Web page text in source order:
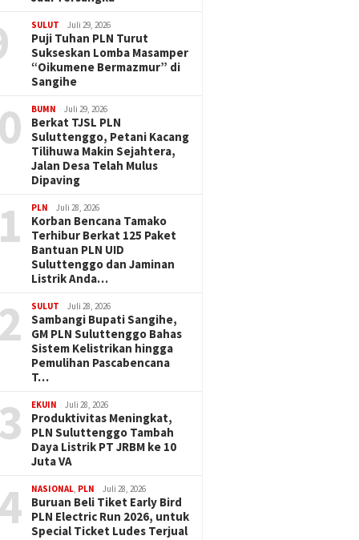
SULUT Juli 29, 2026
Puji Tuhan PLN Turut
Sukseskan Lomba Masamper
“Oikumene Bermazmur” di
Sangihe
BUMN Juli 29, 2026
Berkat TJSL PLN
Suluttenggo, Petani Kacang
Tilihuwa Makin Sejahtera,
Jalan Desa Telah Mulus
Dipaving
PLN Juli 28, 2026
Korban Bencana Tamako
Terhibur Berkat 125 Paket
Bantuan PLN UID
Suluttenggo dan Jaminan
Listrik Anda…
SULUT Juli 28, 2026
Sambangi Bupati Sangihe,
GM PLN Suluttenggo Bahas
Sistem Kelistrikan hingga
Pemulihan Pascabencana
T…
EKUIN Juli 28, 2026
Produktivitas Meningkat,
PLN Suluttenggo Tambah
Daya Listrik PT JRBM ke 10
Juta VA
NASIONAL PLN Juli 28, 2026
Buruan Beli Tiket Early Bird
PLN Electric Run 2026, untuk
Special Ticket Ludes Terjual